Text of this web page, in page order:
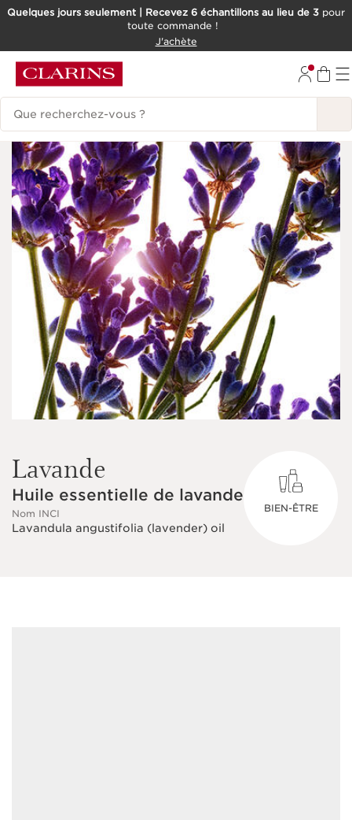
ALLER AU CONTENU
Quelques jours seulement | Recevez 6 échantillons au lieu de 3 pour
toute commande !
J'achète
Historique des recherches
Lavande
Huile essentielle de lavande
Nom INCI
Lavandula angustifolia (lavender) oil
BIEN-ÊTRE